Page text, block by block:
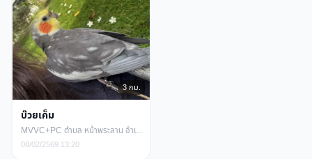
3 กม.
บ๊วยเค็ม
MVVC+PC ตำบล หน้าพระลาน อำเภอเฉลิมพระเกียรติ ส
08/02/2569 13:20